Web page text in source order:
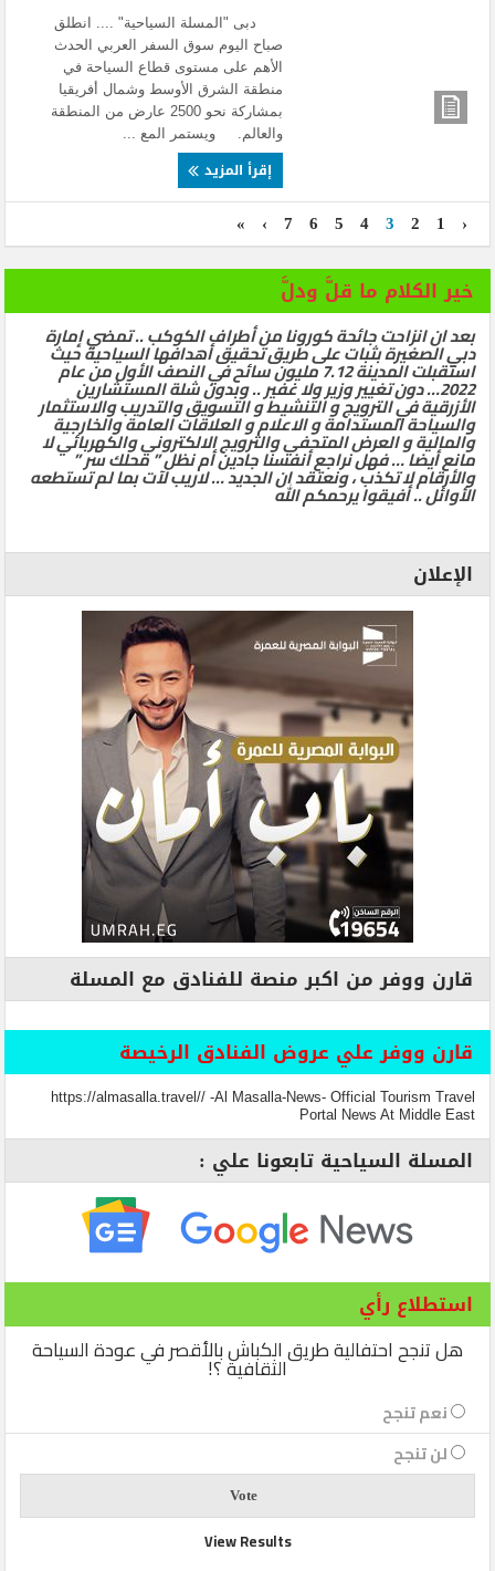
دبى "المسلة السياحية" .... انطلق
صباح اليوم سوق السفر العربي الحدث
الأهم على مستوى قطاع السياحة في
منطقة الشرق الأوسط وشمال أفريقيا
بمشاركة نحو 2500 عارض من المنطقة
والعالم. ويستمر المع ...
إقرأ المزيد
‹
1
2
3
4
5
6
7
›
»
خير الكلام ما قلَّ ودلَّ
بعد ان انزاحت جائحة كورونا من أطراف الكوكب .. تمضي إمارة
دبي الصغيرة بثبات على طريق تحقيق أهدافها السياحية حيث
استقبلت المدينة 7.12 مليون سائح في النصف الأول من عام
2022… دون تغيير وزير ولا غفير .. وبدون شلة المستشارين
الأزرقية في الترويج و التنشيط و التسويق والتدريب والاستثمار
والسياحة المستدامة و الاعلام و العلاقات العامة والخارجية
والمالية و العرض المتحفي والترويج الالكتروني والكهربائي لا
مانع أيضا … فهل نراجع أنفسنا جادين أم نظل ” محلك سر ”
والأرقام لا تكذب ، ونعتقد ان الجديد … لاريب لآت بما لم تستطعه
الأوائل .. أفيقوا يرحمكم الله
الإعلان
قارن ووفر من اكبر منصة للفنادق مع المسلة
قارن ووفر علي عروض الفنادق الرخيصة
https://almasalla.travel// -Al Masalla-News- Official Tourism Travel
Portal News At Middle East
المسلة السياحية تابعونا علي :
استطلاع رأي
هل تنجح احتفالية طريق الكباش بالأقصر في عودة السياحة
الثقافية ؟!
نعم تنجح
لن تنجح
View Results